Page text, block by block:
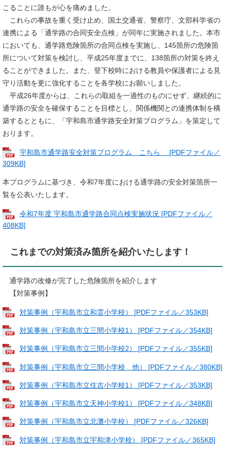
こることに誰もが心を痛めました。
これらの事故を重く受け止め、国土交通省、警察庁、文部科学省の
連携による「通学路の合同安全点検」が同年に実施されました。本市
においても、通学路危険箇所の合同点検を実施し、145箇所の危険箇
所について対策を検討し、平成25年度までに、138箇所の対策を終え
ることができました。また、登下校時における教員や保護者による見
守り活動を更に強化することを各学校にお願いしました。
平成26年度からは、これらの取組を一過性のものにせず、継続的に
通学路の安全を確保することを目標とし、関係機関との連携体制を構
築するとともに、「宇和島市通学路安全対策プログラム」を策定して
おります。
宇和島市通学路安全対策プログラム こちら [PDFファイル／
309KB]
本プログラムに基づき、令和7年度における通学路の安全対策箇所一
覧を公表いたします。
令和7年度 宇和島市通学路合同点検実施状況 [PDFファイル／
408KB]
これまでの対策済み箇所を紹介いたします！
通学路の改修が完了した危険箇所を紹介します
【対策事例】
対策事例（宇和島市立和霊小学校） [PDFファイル／353KB]
対策事例（宇和島市立三間小学校1） [PDFファイル／354KB]
対策事例（宇和島市立三間小学校2） [PDFファイル／355KB]
対策事例（宇和島市立三間小学校 他） [PDFファイル／380KB]
対策事例（宇和島市立住吉小学校1） [PDFファイル／353KB]
対策事例（宇和島市立天神小学校1） [PDFファイル／348KB]
対策事例（宇和島市立北灘小学校） [PDFファイル／326KB]
対策事例（宇和島市立宇和津小学校） [PDFファイル／365KB]